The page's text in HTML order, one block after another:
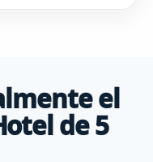
el
de 5